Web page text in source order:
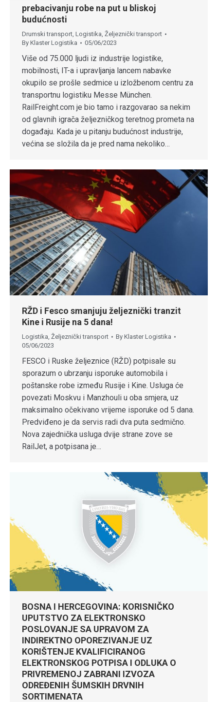
prebacivanju robe na put u bliskoj
budućnosti
Drumski transport Logistika Željeznički transport
By Klaster Logistika 05/06/2023
Više od 75.000 ljudi iz industrije logistike,
mobilnosti, IT-a i upravljanja lancem nabavke
okupilo se prošle sedmice u izložbenom centru za
transportnu logistiku Messe München.
RailFreight.com je bio tamo i razgovarao sa nekim
od glavnih igrača željezničkog teretnog prometa na
događaju. Kada je u pitanju budućnost industrije,
većina se složila da je pred nama nekoliko…
RŽD i Fesco smanjuju željeznički tranzit
Kine i Rusije na 5 dana!
Logistika Željeznički transport By Klaster Logistika
05/06/2023
FESCO i Ruske željeznice (RŽD) potpisale su
sporazum o ubrzanju isporuke automobila i
poštanske robe između Rusije i Kine. Usluga će
povezati Moskvu i Manzhouli u oba smjera, uz
maksimalno očekivano vrijeme isporuke od 5 dana.
Predviđeno je da servis radi dva puta sedmično.
Nova zajednička usluga dvije strane zove se
RailJet, a potpisana je…
BOSNA I HERCEGOVINA: KORISNIČKO
UPUTSTVO ZA ELEKTRONSKO
POSLOVANJE SA UPRAVOM ZA
INDIREKTNO OPOREZIVANJE UZ
KORIŠTENJE KVALIFICIRANOG
ELEKTRONSKOG POTPISA I ODLUKA O
PRIVREMENOJ ZABRANI IZVOZA
ODREĐENIH ŠUMSKIH DRVNIH
SORTIMENATA